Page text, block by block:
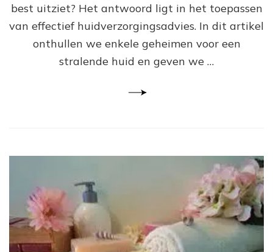
best uitziet? Het antwoord ligt in het toepassen
van effectief huidverzorgingsadvies. In dit artikel
onthullen we enkele geheimen voor een
stralende huid en geven we …